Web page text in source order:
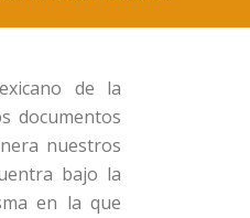
de la
documentos
nuestros
bajo la
en la que